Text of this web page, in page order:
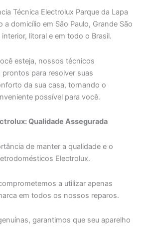
Técnica Electrolux Parque da Lapa
a domicílio em São Paulo, Grande São
interior, litoral e em todo o Brasil.
esteja, nossos técnicos
para resolver suas
da sua casa, tornando o
possível para você.
Qualidade Assegurada
de manter a qualidade e o
Electrolux.
a utilizar apenas
em todos os nossos reparos.
garantimos que seu aparelho